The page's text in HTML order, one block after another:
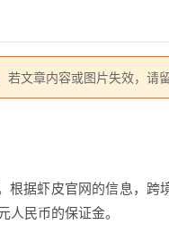
若文章内容或图片失效，请
据虾皮官网的信息，跨
民币的保证金。